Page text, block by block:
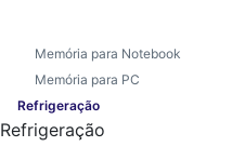
Memória para Notebook
Memória para PC
Refrigeração
Refrigeração